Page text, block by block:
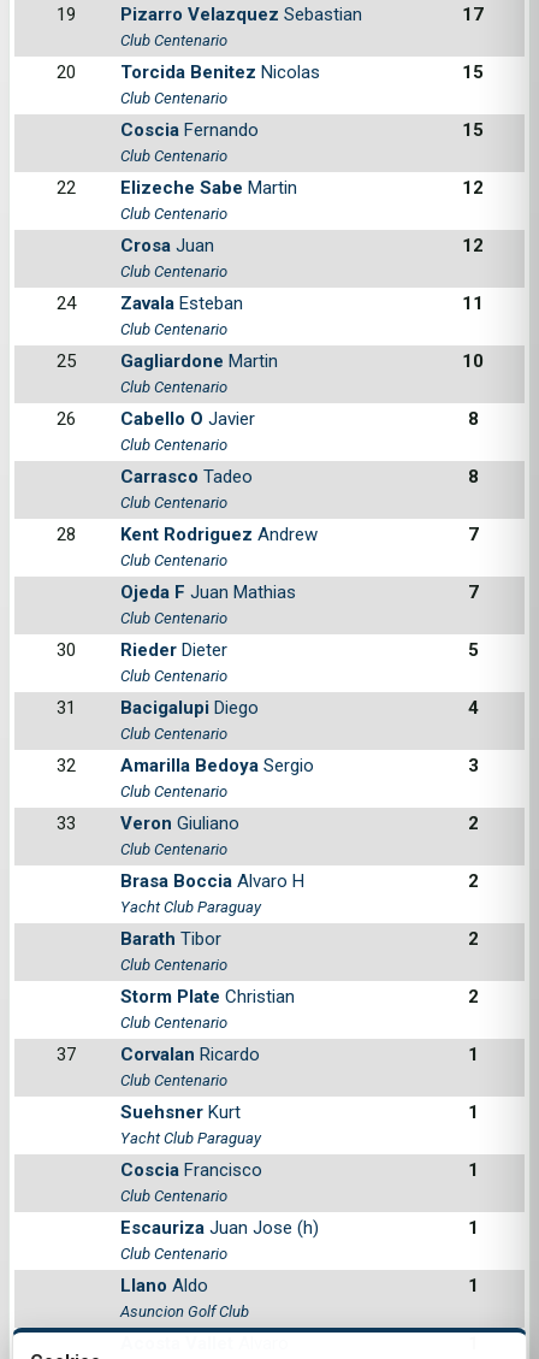
19 Pizarro Velazquez Sebastian
Club Centenario
17
20 Torcida Benitez Nicolas
Club Centenario
15
CosciaFernando
Club Centenario
15
22 Elizeche Sabe Martin
Club Centenario
12
CrosaJuan
Club Centenario
12
24 ZavalaEsteban
Club Centenario
11
25 Gagliardone Martin
Club Centenario
10
26 Cabello O Javier
Club Centenario
8
Carrasco Tadeo
Club Centenario
8
28 Kent Rodriguez Andrew
Club Centenario
7
Ojeda F Juan Mathias
Club Centenario
7
30 RiederDieter
Club Centenario
5
31 BacigalupiDiego
Club Centenario
4
32 Amarilla BedoyaSergio
Club Centenario
3
33 Veron Giuliano
Club Centenario
2
Brasa BocciaAlvaro H
Yacht Club Paraguay
2
Barath Tibor
Club Centenario
2
Storm Plate Christian
Club Centenario
2
37 Corvalan Ricardo
Club Centenario
1
SuehsnerKurt
Yacht Club Paraguay
1
CosciaFrancisco
Club Centenario
1
EscaurizaJuan Jose (h)
Club Centenario
1
Llano Aldo
Asuncion Golf Club
1